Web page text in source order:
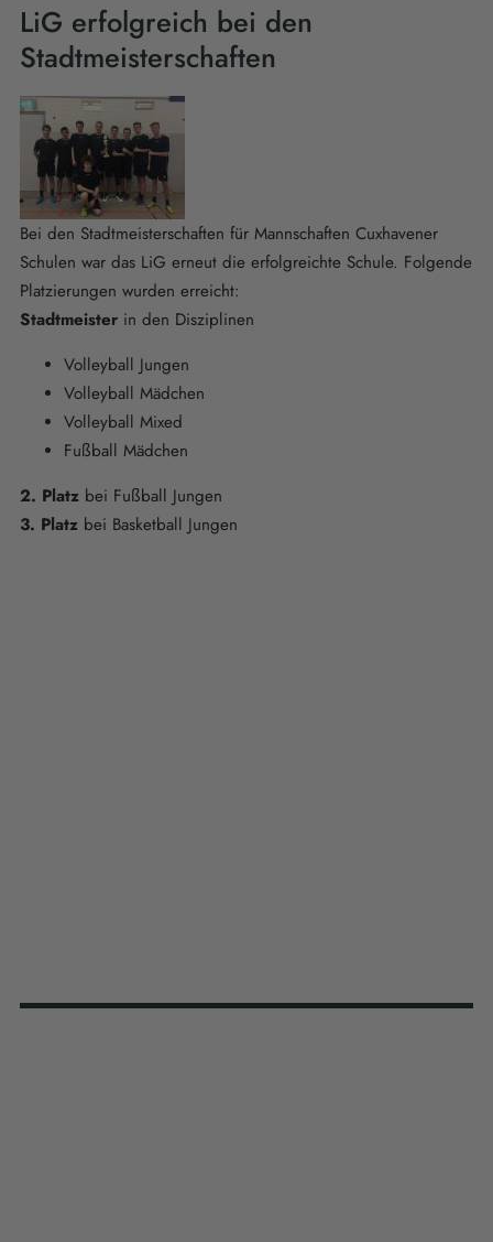
LiG erfolgreich bei den
Stadtmeisterschaften
Bei den Stadtmeisterschaften für Mannschaften Cuxhavener
Schulen war das LiG erneut die erfolgreichte Schule. Folgende
Platzierungen wurden erreicht:
Stadtmeisterin den Disziplinen
Volleyball Jungen
Volleyball Mädchen
Volleyball Mixed
Fußball Mädchen
2. Platzbei Fußball Jungen
3. Platzbei Basketball Jungen